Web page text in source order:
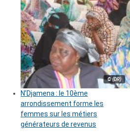
© (DR)
N’Djamena : le 10ème
arrondissement forme les
femmes sur les métiers
générateurs de revenus